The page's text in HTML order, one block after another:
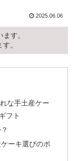
2025.06.06
す。
。
な手土産ケー
フト
ーキ選びのポ